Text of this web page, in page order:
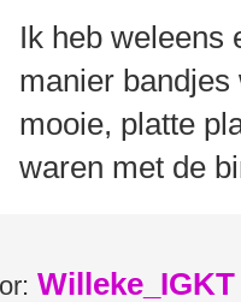
Ik heb weleens
manier
mooie, platte
waren met de
Willeke_IGKT